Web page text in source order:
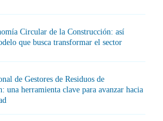
Circular de la Construcción: así
que busca transformar el sector
de Gestores de Residuos de
una herramienta clave para avanzar hacia